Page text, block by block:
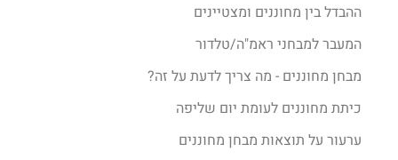
ההבדל בין מחוננים ומצטיינים
המעבר למבחני ראמ"ה/טלדור
מבחן מחוננים - מה צריך לדעת על זה?
כיתת מחוננים לעומת יום שליפה
ערעור על תוצאות מבחן מחוננים